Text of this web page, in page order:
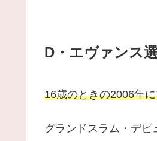
D・エヴァンス
16歳のときの2006年
グランドスラム・デ